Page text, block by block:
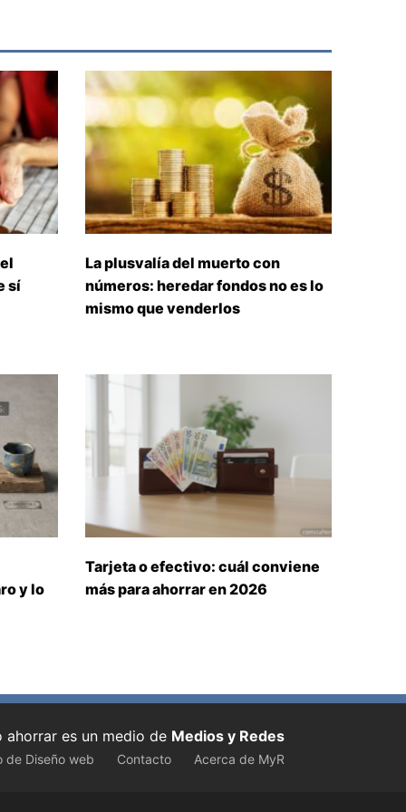
sí
La plusvalía del muerto con
números: heredar fondos no es lo
mismo que venderlos
y lo
Tarjeta o efectivo: cuál conviene
más para ahorrar en 2026
ahorrar es un medio de Medios y Redes
de Diseño web Contacto Acerca de MyR